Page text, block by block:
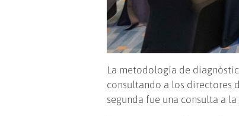
La metodología de
consultando a los directores
segunda fue una consulta a